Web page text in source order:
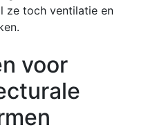
ze toch ventilatie en
voor